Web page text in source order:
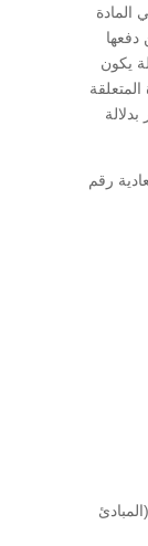
المادة
دفعها
يكون
المتعلقة
رقم